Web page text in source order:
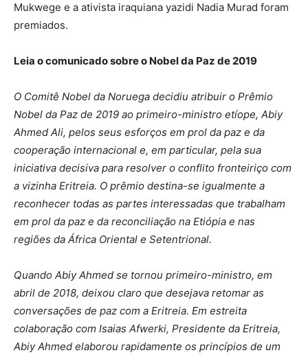
Mukwege e a ativista iraquiana yazidi Nadia Murad foram
premiados.
Leia o comunicado sobre o Nobel da Paz de 2019
O Comitê Nobel da Noruega decidiu atribuir o Prêmio
Nobel da Paz de 2019 ao primeiro-ministro etíope, Abiy
Ahmed Ali, pelos seus esforços em prol da paz e da
cooperação internacional e, em particular, pela sua
iniciativa decisiva para resolver o conflito fronteiriço com
a vizinha Eritreia. O prêmio destina-se igualmente a
reconhecer todas as partes interessadas que trabalham
em prol da paz e da reconciliação na Etiópia e nas
regiões da África Oriental e Setentrional.
Quando Abiy Ahmed se tornou primeiro-ministro, em
abril de 2018, deixou claro que desejava retomar as
conversações de paz com a Eritreia. Em estreita
colaboração com Isaias Afwerki, Presidente da Eritreia,
Abiy Ahmed elaborou rapidamente os princípios de um